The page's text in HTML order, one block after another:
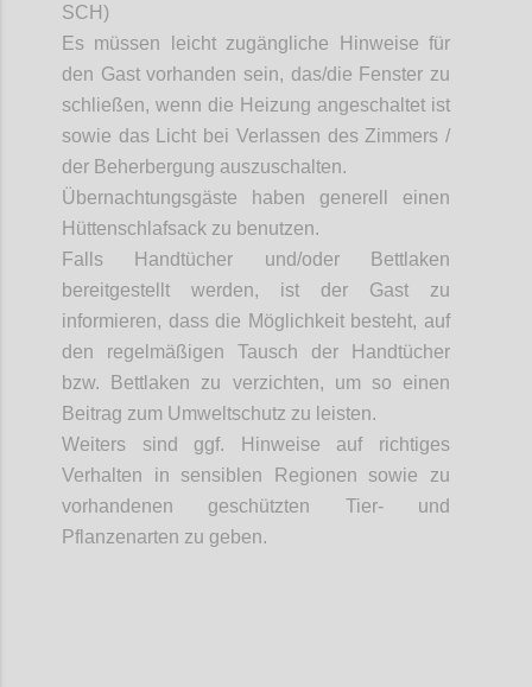
SCH)
Es müssen leicht zugängliche Hinweise für
den Gast vorhanden sein, das/die Fenster zu
schließen, wenn die Heizung angeschaltet ist
sowie das Licht bei Verlassen des Zimmers /
der Beherbergung auszuschalten.
Übernachtungsgäste haben generell einen
Hüttenschlafsack zu benutzen.
Falls Handtücher und/oder Bettlaken
bereitgestellt werden, ist der Gast zu
informieren, dass die Möglichkeit besteht, auf
den regelmäßigen Tausch der Handtücher
bzw. Bettlaken zu verzichten, um so einen
Beitrag zum Umweltschutz zu leisten.
Weiters sind ggf. Hinweise auf richtiges
Verhalten in sensiblen Regionen sowie zu
vorhandenen geschützten Tier- und
Pflanzenarten zu geben.